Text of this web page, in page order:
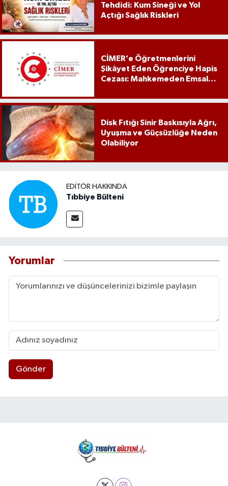
Tehdidi: Kum Sineği ve Yol
Açtığı Sağlık Riskleri
CİMER’e Öğretmenlerini
Şikâyet Eden Öğrenciye Hapis
Cezası: Mahkemeden Emsal
Disk Fıtığı Sinir Baskısıyla Ağrı,
Uyuşma ve Güçsüzlüğe Neden
Olabiliyor
EDITÖR HAKKINDA
Tıbbiye Bülteni
Yorumlar
Gönder